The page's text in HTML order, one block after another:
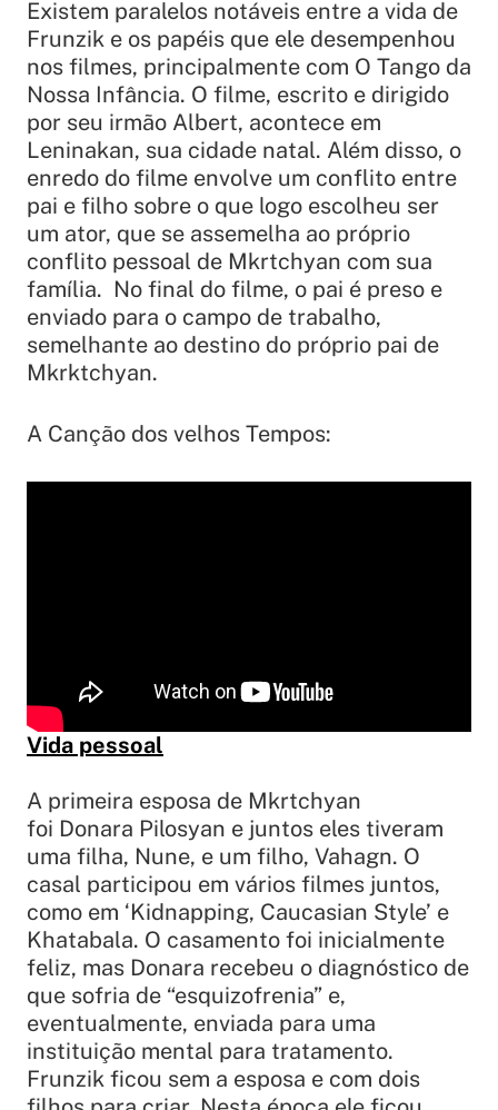
Existem paralelos notáveis ​​entre a vida de
Frunzik e os papéis que ele desempenhou
nos filmes, principalmente com O Tango da
Nossa Infância. O filme, escrito e dirigido
por seu irmão Albert, acontece em
Leninakan, sua cidade natal. Além disso, o
enredo do filme envolve um conflito entre
pai e filho sobre o que logo escolheu ser
um ator, que se assemelha ao próprio
conflito pessoal de Mkrtchyan com sua
família. No final do filme, o pai é preso e
enviado para o campo de trabalho,
semelhante ao destino do próprio pai de
Mkrktchyan.
A Canção dos velhos Tempos:
Vida pessoal
A primeira esposa de Mkrtchyan
foi Donara Pilosyan e juntos eles tiveram
uma filha, Nune, e um filho, Vahagn. O
casal participou em vários filmes juntos,
como em ‘Kidnapping, Caucasian Style’ e
Khatabala. O casamento foi inicialmente
feliz, mas Donara recebeu o diagnóstico de
que sofria de “esquizofrenia” e,
eventualmente, enviada para uma
instituição mental para tratamento.
Frunzik ficou sem a esposa e com dois